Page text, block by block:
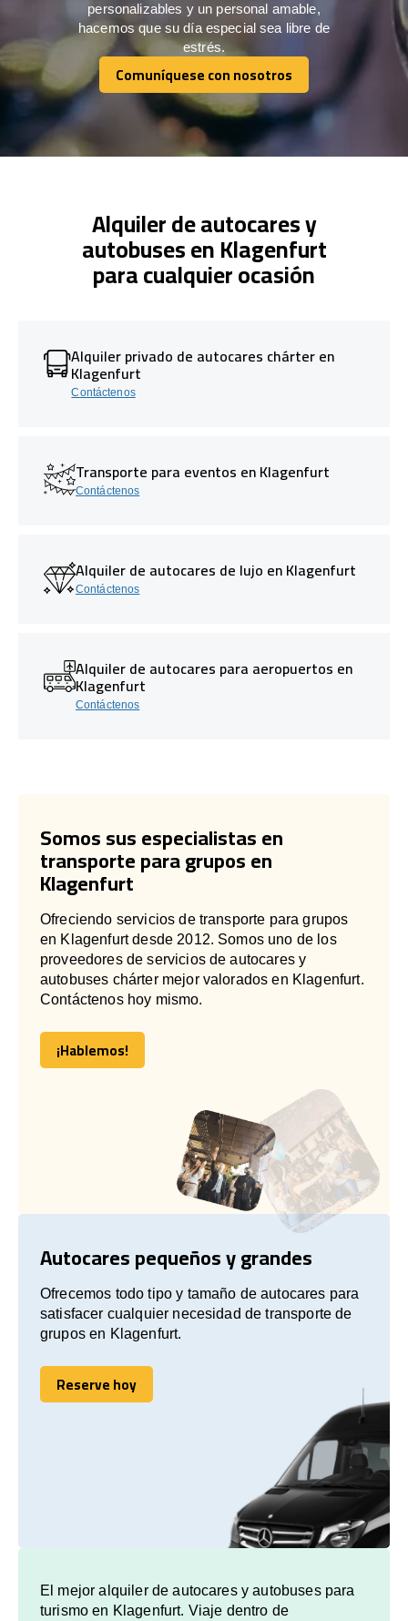
personalizables y un personal amable,
hacemos que su día especial sea libre de
estrés.
Comuníquese con nosotros
Comuníquese con nosotros
Alquiler de autocares y
autobuses en Klagenfurt
para cualquier ocasión
Alquiler privado de autocares chárter en
Klagenfurt
Contáctenos
Transporte para eventos en Klagenfurt
Contáctenos
Alquiler de autocares de lujo en Klagenfurt
Contáctenos
Alquiler de autocares para aeropuertos en
Klagenfurt
Contáctenos
Somos sus especialistas en
transporte para grupos en
Klagenfurt
Ofreciendo servicios de transporte para grupos
en Klagenfurt desde 2012. Somos uno de los
proveedores de servicios de autocares y
autobuses chárter mejor valorados en Klagenfurt.
Contáctenos hoy mismo.
¡Hablemos!
¡Hablemos!
Autocares pequeños y grandes
Ofrecemos todo tipo y tamaño de autocares para
satisfacer cualquier necesidad de transporte de
grupos en Klagenfurt.
Reserve hoy
Reserve hoy
El mejor alquiler de autocares y autobuses para
turismo en Klagenfurt. Viaje dentro de